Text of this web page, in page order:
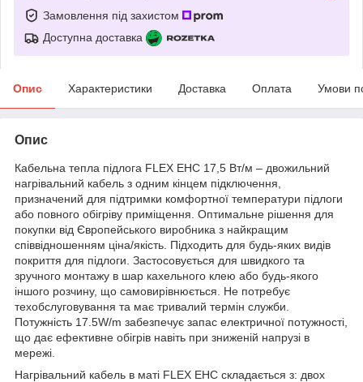
Замовлення під захистом
Доступна доставка
Опис Характеристики Доставка Оплата Умови
Опис
Кабельна тепла підлога FLEX EHC 17,5 Вт/м – двожильний
нагрівальний кабель з одним кінцем підключення,
призначений для підтримки комфортної температури підлоги
або повного обігріву приміщення. Оптимальне рішення для
покупки від Європейського виробника з найкращим
співвідношенням ціна/якість. Підходить для будь-яких видів
покриття для підлоги. Застосовується для швидкого та
зручного монтажу в шар кахельного клею або будь-якого
іншого розчину, що самовирівнюється. Не потребує
техобслуговування та має тривалий термін служби.
Потужність 17.5W/m забезпечує запас електричної потужності,
що дає ефективне обігрів навіть при зниженій напрузі в
мережі.
Нагрівальний кабель в маті FLEX EHC складається з: двох